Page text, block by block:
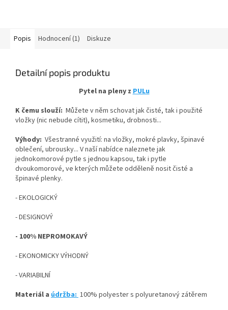
Popis Hodnocení (1) Diskuze
Detailní popis produktu
Pytel na pleny zPULu
K čemu slouží: Můžete v něm schovat jak čisté, tak i použité
vložky (nic nebude cítit), kosmetiku, drobnosti...
Výhody: Všestranné využití: na vložky, mokré plavky, špinavé
oblečení, ubrousky... V naší nabídce naleznete jak
jednokomorové pytle s jednou kapsou, tak i pytle
dvoukomorové, ve kterých můžete odděleně nosit čisté a
špinavé plenky.
- EKOLOGICKÝ
- DESIGNOVÝ
- 100% NEPROMOKAVÝ
- EKONOMICKY VÝHODNÝ
- VARIABILNÍ
Materiál a údržba:100% polyester s polyuretanový zátěrem